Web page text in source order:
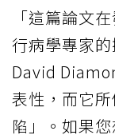
「這篇論文
行病學專家
David
表性，而它
陷」。如果